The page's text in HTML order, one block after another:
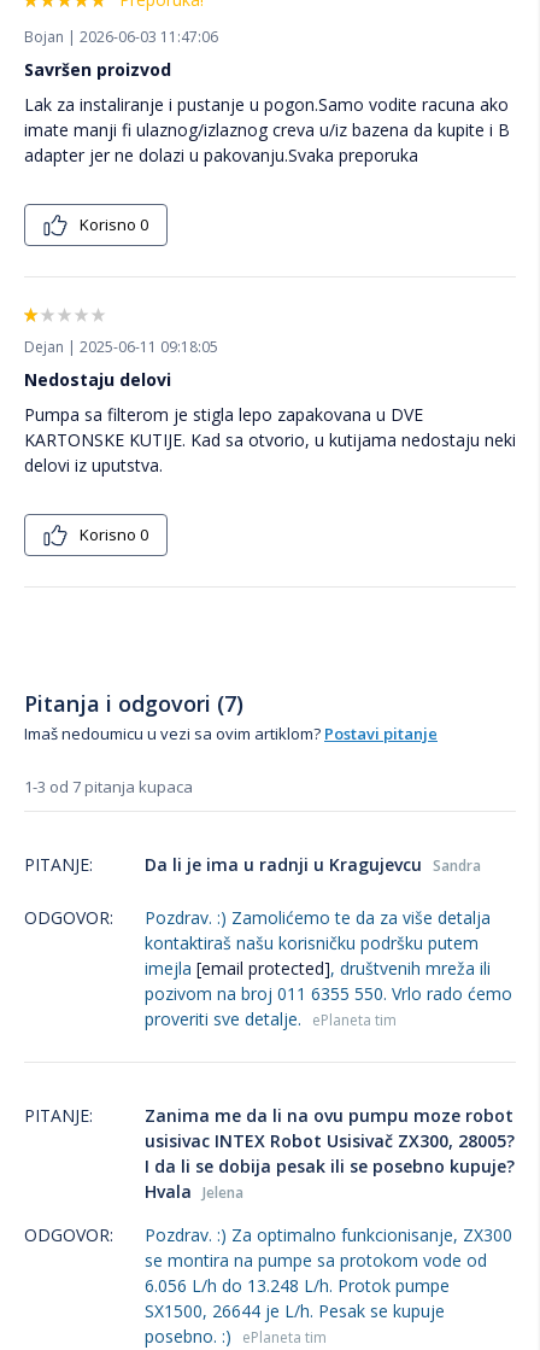
Bojan | 2026-06-03 11:47:06
Savršen proizvod
Lak za instaliranje i pustanje u pogon.Samo vodite racuna ako
imate manji fi ulaznog/izlaznog creva u/iz bazena da kupite i B
adapter jer ne dolazi u pakovanju.Svaka preporuka
Korisno 0
Dejan | 2025-06-11 09:18:05
Nedostaju delovi
Pumpa sa filterom je stigla lepo zapakovana u DVE
KARTONSKE KUTIJE. Kad sa otvorio, u kutijama nedostaju neki
delovi iz uputstva.
Korisno 0
Pitanja i odgovori (7)
Imaš nedoumicu u vezi sa ovim artiklom? Postavi pitanje
1-3 od 7 pitanja kupaca
PITANJE: Da li je ima u radnji u Kragujevcu Sandra
ODGOVOR:
Pozdrav. :) Zamolićemo te da za više detalja
kontaktiraš našu korisničku podršku putem
imejla [email protected], društvenih mreža ili
pozivom na broj 011 6355 550. Vrlo rado ćemo
proveriti sve detalje.
ePlaneta tim
PITANJE:
Zanima me da li na ovu pumpu moze robot
usisivac INTEX Robot Usisivač ZX300, 28005?
I da li se dobija pesak ili se posebno kupuje?
Hvala Jelena
ODGOVOR:
Pozdrav. :) Za optimalno funkcionisanje, ZX300
se montira na pumpe sa protokom vode od
6.056 L/h do 13.248 L/h. Protok pumpe
SX1500, 26644 je L/h. Pesak se kupuje
posebno. :)
ePlaneta tim